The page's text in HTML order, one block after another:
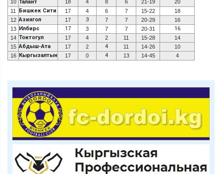
10 Талант 18 4 8 6 21-19
20
11
Бишкек Сити 17 4 6 7 15-22
18
12 Азиягол 17 3 7 7 20-29
16
13 Илбирс 17 3 7 7 20-31 16
14 Токтогул 17 4 2 11 15-28
14
15 Абдыш-Ата 17 2 4 11 14-26
10
16 Кыргызалтын 17 0 4 13 14-45 4